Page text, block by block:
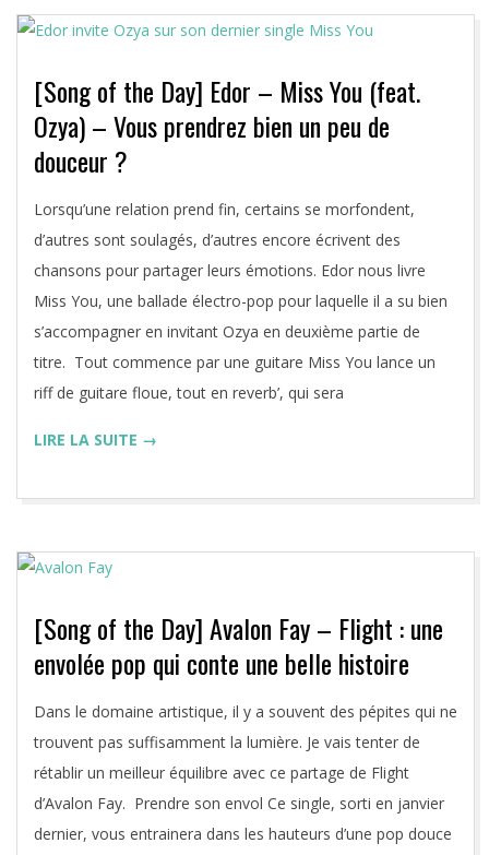
[Song of the Day] Edor – Miss You (feat.
Ozya) – Vous prendrez bien un peu de
douceur ?
2020-
09-
17
Lorsqu’une relation prend fin, certains se morfondent,
d’autres sont soulagés, d’autres encore écrivent des
chansons pour partager leurs émotions. Edor nous livre
Miss You, une ballade électro-pop pour laquelle il a su bien
s’accompagner en invitant Ozya en deuxième partie de
titre. Tout commence par une guitare Miss You lance un
riff de guitare floue, tout en reverb’, qui sera
LIRE LA SUITE →
[Song of the Day] Avalon Fay – Flight : une
envolée pop qui conte une belle histoire
2020-
08-
09
Dans le domaine artistique, il y a souvent des pépites qui ne
trouvent pas suffisamment la lumière. Je vais tenter de
rétablir un meilleur équilibre avec ce partage de Flight
d’Avalon Fay. Prendre son envol Ce single, sorti en janvier
dernier, vous entrainera dans les hauteurs d’une pop douce